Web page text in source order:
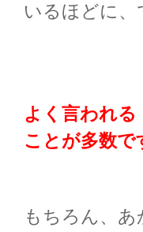
いるほどに、
よく言われ
ことが多数で
もちろん、